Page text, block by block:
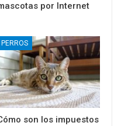
por Internet
PERROS
son los impuestos